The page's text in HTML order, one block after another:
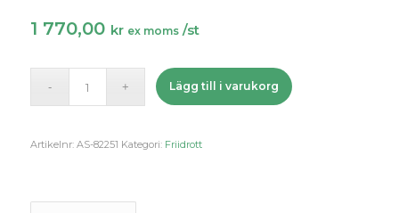
1 770,00 kr ex moms /st
Lägg till i varukorg
Artikelnr: AS-82251 Kategori: Friidrott